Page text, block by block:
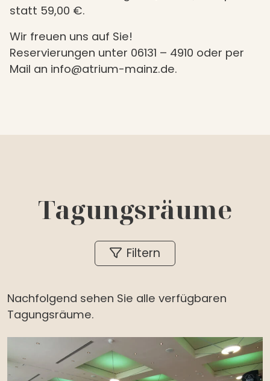
statt 59,00 €.
Wir freuen uns auf Sie!
Reservierungen unter 06131 – 4910 oder per
Mail an info@atrium-mainz.de.
Tagungsräume
Filtern
Nachfolgend sehen Sie alle verfügbaren
Tagungsräume.